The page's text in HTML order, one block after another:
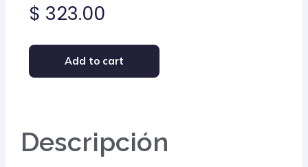
$ 323.00
Add to cart
Descripción